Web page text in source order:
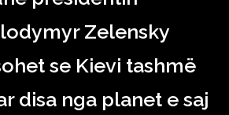
Zelensky
se Kievi tashmë
disa nga planet e saj